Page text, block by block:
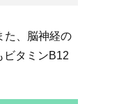
た、脳神経の
ビタミンB12